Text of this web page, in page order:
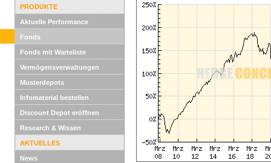
PRODUKTE
Aktuelle Performance
Fonds
Fonds mit Warteliste
Vermögensverwaltungen
Musterdepots
Infomaterial bestellen
Discount Depot eröffnen
Research & Wissen
AKTUELLES
News